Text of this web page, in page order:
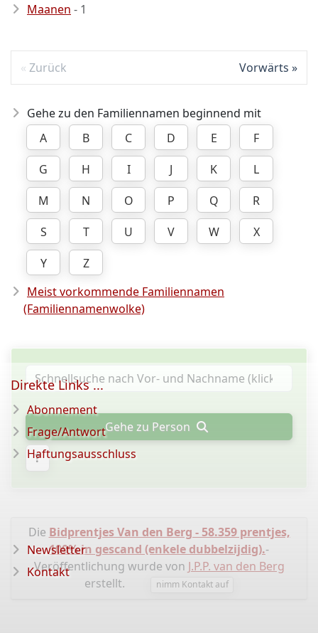
Maanen - 1
Zurück Vorwärts
Gehe zu den Familiennamen beginnend mit
A
B C D E
F
G
H I J K
L
M
N O P Q
R
S
T U V W
X
Y
Z
Meist vorkommende Familiennamen
(Familiennamenwolke)
Gehe zu Person
?
Die Bidprentjes Van den Berg - 58.359 prentjes,
100% in gescand (enkele dubbelzijdig).-
Veröffentlichung wurde von J.P.P. van den Berg
erstellt.
nimm Kontakt auf
Direkte Links ...
Abonnement
Frage/Antwort
Haftungsausschluss
Newsletter
Kontakt